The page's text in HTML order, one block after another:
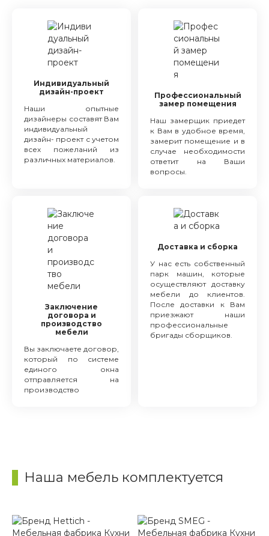
Индивидуальный
дизайн-проект
Наши опытные
дизайнеры составят Вам
индивидуальный
дизайн- проект с учетом
всех пожеланий из
различных материалов.
Профессиональный
замер помещения
Наш замерщик приедет
к Вам в удобное время,
замерит помещение и в
случае необходимости
ответит на Ваши
вопросы.
Заключение
договора и
производство
мебели
Вы заключаете договор,
который по системе
единого окна
отправляется на
производство
Доставка и сборка
У нас есть собственный
парк машин, которые
осуществляют доставку
мебели до клиентов.
После доставки к Вам
приезжают наши
профессиональные
бригады сборщиков.
Наша мебель комплектуется